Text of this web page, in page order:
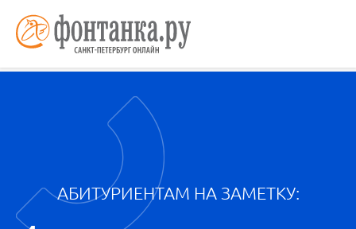
На информационном ресурсе используются cookie-файлы.
Оставаясь на сайте, вы подтверждаете своесогласие
использование и
соглашаетесьс обработкой персональных
данных, собираемых посредством метрической программы
«Яндекс Метрика», в целях аналитики посещаемости сайта.
АБИТУРИЕНТАМ НА ЗАМЕТКУ:
4 новых специальности, на
которые стоит поступать в
2024 году